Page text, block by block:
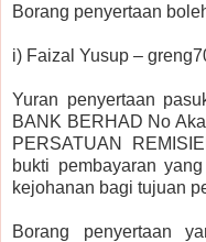
Borang penyertaan
i) Faizal Yusup –
Yuran penyertaan
BANK BERHAD No
PERSATUAN
bukti pembayaran
kejohanan bagi tujuan
Borang penyertaan